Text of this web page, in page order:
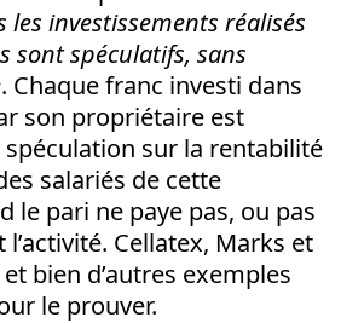
les investissements réalisés
sont spéculatifs, sans
. Chaque franc investi dans
son propriétaire est
sur la rentabilité
salariés de cette
le pari ne paye pas, ou pas
Cellatex, Marks et
bien d’autres exemples
le prouver.